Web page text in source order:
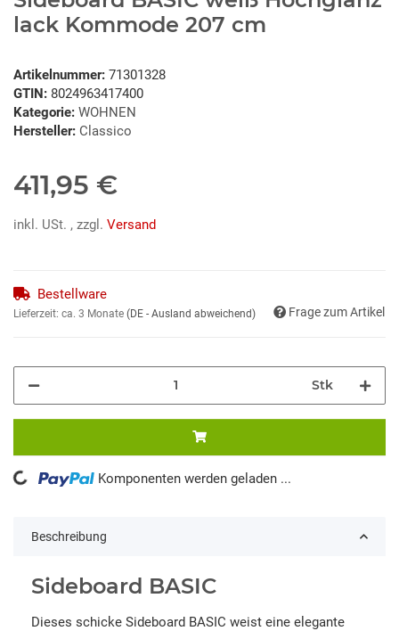
lack Kommode 207 cm
Artikelnummer: 71301328
GTIN: 8024963417400
Kategorie: WOHNEN
Hersteller: Classico
411,95 €
inkl. USt. , zzgl. Versand
Bestellware
Lieferzeit: ca. 3 Monate (DE - Ausland abweichend) Frage zum Artikel
Stk
Komponenten werden geladen ...
Beschreibung
Sideboard BASIC
Dieses schicke Sideboard BASIC weist eine elegante